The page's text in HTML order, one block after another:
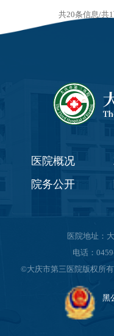
共20条信息/共
医院概况
院务公开
医院地址：
电话：
©大庆市第三医院版权所
黑